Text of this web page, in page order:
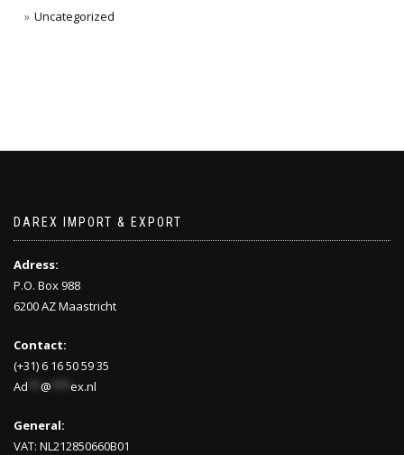
Uncategorized
DAREX IMPORT & EXPORT
Adress:
P.O. Box 988
6200 AZ Maastricht
Contact:
(+31) 6 16 50 59 35
Ad
@ ex.nl
General:
VAT: NL212850660B01